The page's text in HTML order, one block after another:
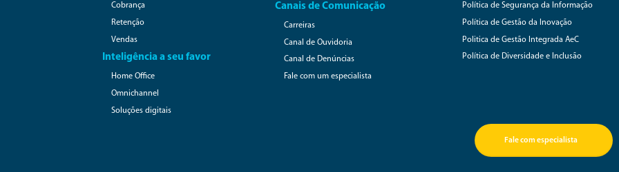
Cobrança
Retenção
Vendas
Inteligência a seu favor
Home Office
Omnichannel
Soluções digitais
Canais de Comunicação
Carreiras
Canal de Ouvidoria
Canal de Denúncias
Fale com um especialista
Política de Segurança da Informação
Política de Gestão da Inovação
Politica de Gestão Integrada AeC
Política de Diversidade e Inclusão
Fale com especialista